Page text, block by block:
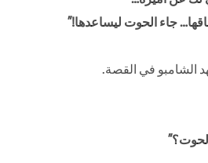
جاء الحوت ليساعدها!”
الشامبو في القصة.